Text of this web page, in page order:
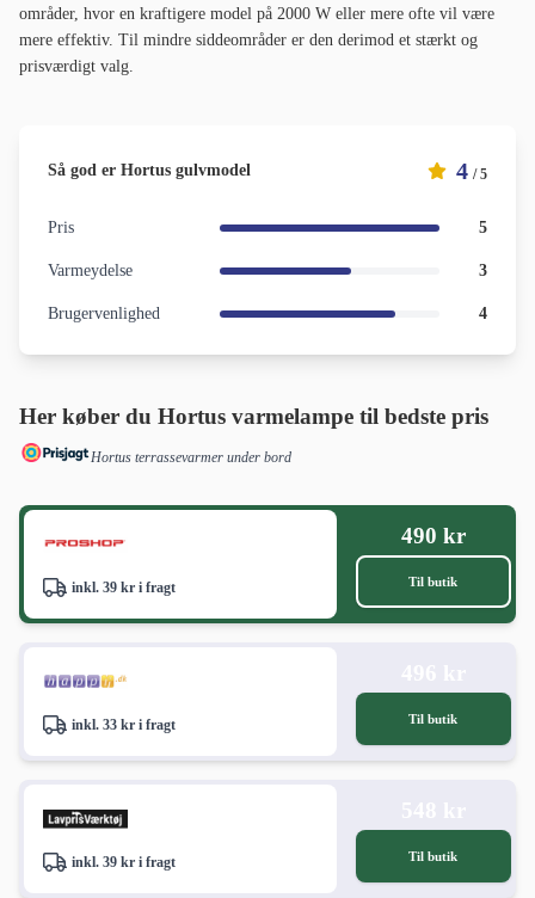
områder, hvor en kraftigere model på 2000 W eller mere ofte vil være
mere effektiv. Til mindre siddeområder er den derimod et stærkt og
prisværdigt valg.
Så god er Hortus gulvmodel 4 / 5
Pris 5
Varmeydelse 3
Brugervenlighed 4
Her køber du Hortus varmelampe til bedste pris
Hortus terrassevarmer under bord
inkl. 39 kr i fragt
490 kr
Til butik
inkl. 33 kr i fragt Til butik
inkl. 39 kr i fragt Til butik